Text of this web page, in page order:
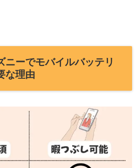
ニーでモバイルバッテリ
な理由